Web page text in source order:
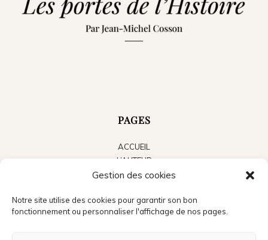
Gestion des cookies
Notre site utilise des cookies pour garantir son bon
fonctionnement ou personnaliser l'affichage de nos pages.
PAGES
ACCUEIL
L’AUTEUR
LES LIVRES
ACTUALITÉS
PRESSE